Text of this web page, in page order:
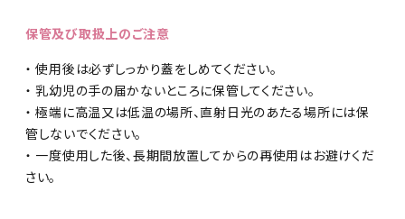
保管及び取扱上のご注意
・ 使用後は必ずしっかり蓋をしめてください。
・ 乳幼児の手の届かないところに保管してください。
・ 極端に高温又は低温の場所、直射日光のあたる場所には保
管しないでください。
・ 一度使用した後、長期間放置してからの再使用はお避けくだ
さい。